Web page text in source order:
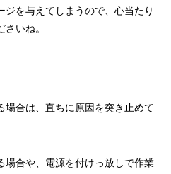
を与えてしまうので、心当たり
いね。
場合は、直ちに原因を突き止めて
場合や、電源を付けっ放しで作業